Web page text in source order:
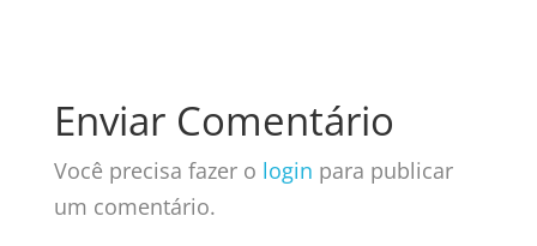
Enviar Comentário
Você precisa fazer o login para publicar
um comentário.